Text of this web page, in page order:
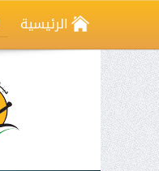
الرئيسية